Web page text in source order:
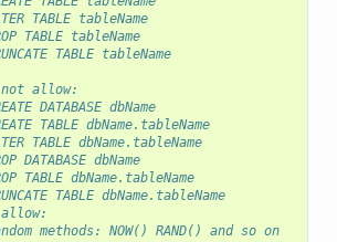
TABLE tableName
TABLE tableName
TABLE tableName
allow:
DATABASE dbName
TABLE dbName.tableName
TABLE dbName.tableName
DATABASE dbName
TABLE dbName.tableName
TABLE dbName.tableName
methods: NOW() RAND() and so on